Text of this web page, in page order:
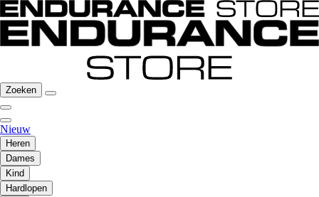
Zoeken
Nieuw
Heren
Dames
Kind
Hardlopen